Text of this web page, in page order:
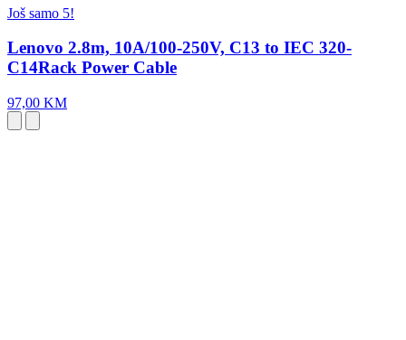
Još samo 5!
Lenovo 2.8m, 10A/100-250V, C13 to IEC 320-
C14Rack Power Cable
97,00 KM